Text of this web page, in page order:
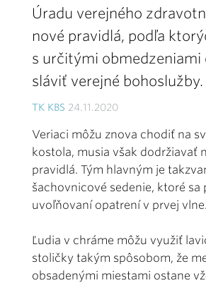
Úradu verejného
nové pravidlá, podľa
s určitými obmedzeniami
sláviť verejné bohoslužby.
TK KBS 24.11.2020
Veriaci môžu znova chodiť na
kostola, musia však dodržiavať
pravidlá. Tým hlavným je
šachovnicové sedenie, ktoré sa
uvoľňovaní opatrení v prvej vlne.
Ľudia v chráme môžu využiť
stoličky takým spôsobom, že
obsadenými miestami ostane